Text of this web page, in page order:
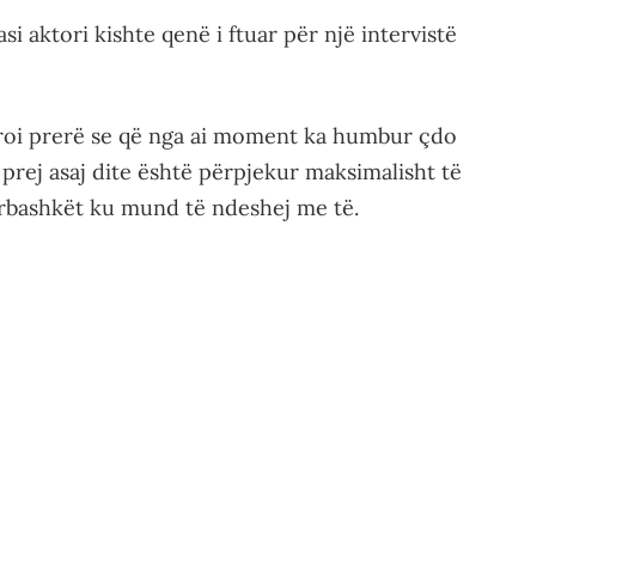
aktori kishte qenë i ftuar për një intervistë
prerë se që nga ai moment ka humbur çdo
asaj dite është përpjekur maksimalisht të
ku mund të ndeshej me të.